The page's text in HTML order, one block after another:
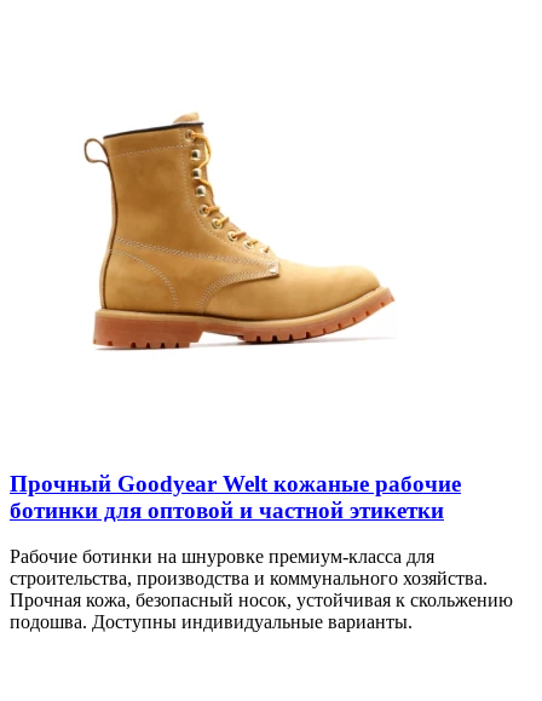
Прочный Goodyear Welt кожаные рабочие
ботинки для оптовой и частной этикетки
Рабочие ботинки на шнуровке премиум-класса для
строительства, производства и коммунального хозяйства.
Прочная кожа, безопасный носок, устойчивая к скольжению
подошва. Доступны индивидуальные варианты.